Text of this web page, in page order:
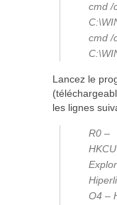
cmd /
cmd /
Lancez le
les lignes
R0 –
O4 –